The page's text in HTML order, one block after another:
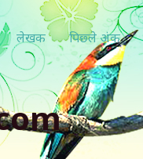
लेखक पिछ्ले अंक